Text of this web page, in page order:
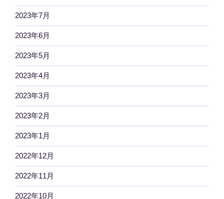
2023年7月
2023年6月
2023年5月
2023年4月
2023年3月
2023年2月
2023年1月
2022年12月
2022年11月
2022年10月